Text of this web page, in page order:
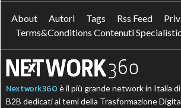
About Autori Tags Rss Feed
Terms&Conditions Contenuti
Nextwork360 è il più grande network in Italia
B2B dedicati ai temi della Trasformazione